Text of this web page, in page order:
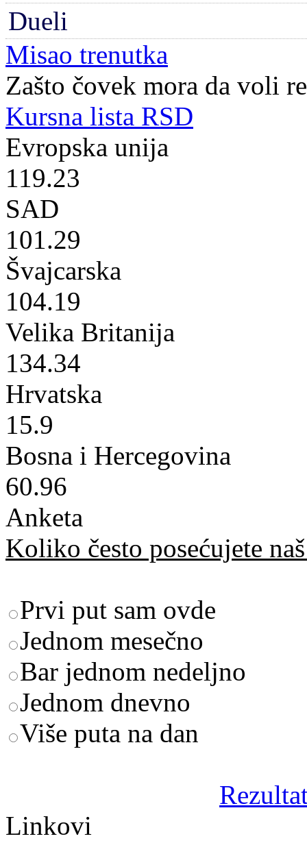
Dueli
Misao trenutka
Zašto čovek mora da voli
Kursna lista RSD
Evropska unija
119.23
SAD
101.29
Švajcarska
104.19
Velika Britanija
134.34
Hrvatska
15.9
Bosna i Hercegovina
60.96
Anketa
Koliko često posećujete
Prvi put sam ovde
Jednom mesečno
Bar jednom nedeljno
Jednom dnevno
Više puta na dan
Linkovi